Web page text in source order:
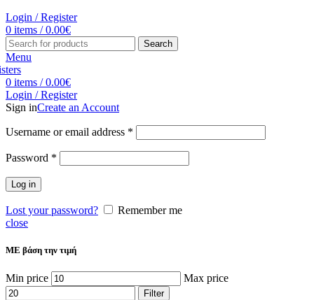
Login / Register
0 items / 0.00€
Search
Menu
0 items / 0.00€
Login / Register
Sign inCreate an Account
Username or email address *
Password *
Log in
Lost your password?
Remember me
close
ΜΕ βάση την τιμή
Min price Max price
Filter